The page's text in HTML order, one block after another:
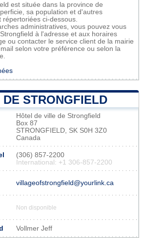
est située dans la province de
sa population et d'autres
ci-dessous.
administratives, vous pouvez vous
à l'adresse et aux horaires
ou contacter le service client de la mairie
selon votre préférence ou selon la
STRONGFIELD
Hôtel de ville de Strongfield
Box 87
STRONGFIELD, SK S0H 3Z0
Canada
(306) 857-2200
International: +1 306-857-2200
villageofstrongfield@yourlink.ca
Non disponible
Vollmer Jeff